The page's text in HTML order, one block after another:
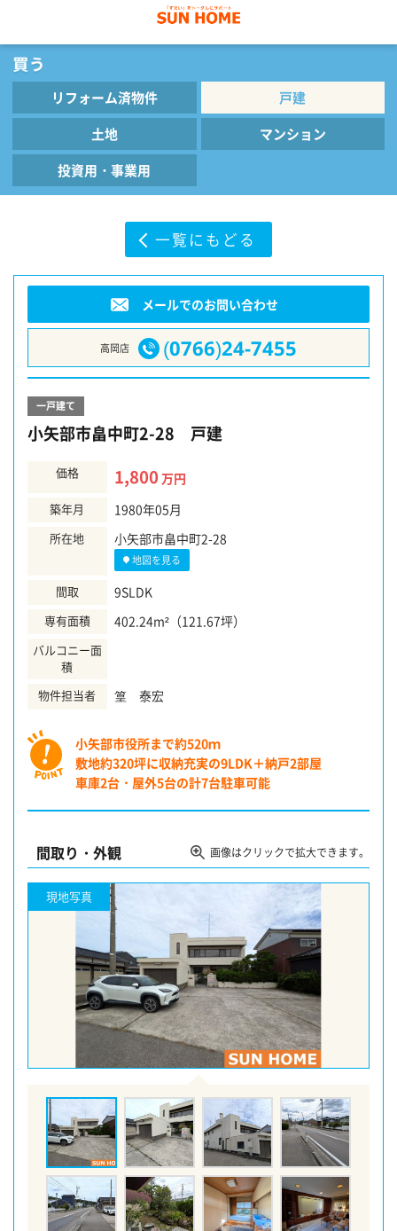
リフォーム済物件
戸建
土地
マンション
投資用・事業用
一覧にもどる
一戸建て
小矢部市畠中町2-28 戸建
価格 1,800 万円
築年月 1980年05月
所在地 小矢部市畠中町2-28
地図を見る
間取 9SLDK
専有面積 402.24m²（121.67坪）
バルコニー面
積
物件担当者
篁 泰宏
小矢部市役所まで約520ｍ
敷地約320坪に収納充実の9LDK＋納戸2部屋
車庫2台・屋外5台の計7台駐車可能
メールでのお問い合わせ
高岡店 (0766)24-7455
間取り・外観 画像はクリックで拡大できます。
現地写真